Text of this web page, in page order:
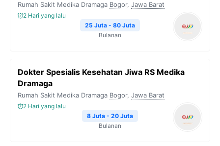
Rumah Sakit Medika Dramaga Bogor, Jawa Barat
2 Hari yang lalu
25 Juta - 80 Juta
Bulanan
Dokter Spesialis Kesehatan Jiwa RS Medika
Dramaga
Rumah Sakit Medika Dramaga Bogor, Jawa Barat
2 Hari yang lalu
8 Juta - 20 Juta
Bulanan